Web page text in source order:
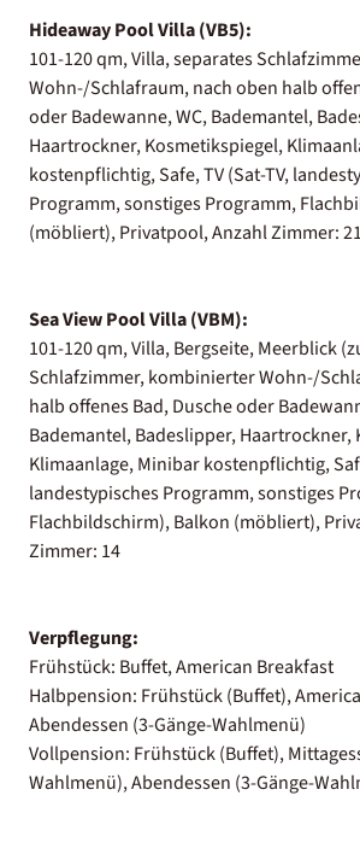
Hideaway Pool Villa (VB5):
101-120 qm, Villa, separates
Wohn-/Schlafraum, nach oben halb
oder Badewanne, WC, Bademantel,
Haartrockner, Kosmetikspiegel,
kostenpflichtig, Safe, TV (Sat-TV,
Programm, sonstiges Programm,
(möbliert), Privatpool, Anzahl Zimmer: 21
Sea View Pool Villa (VBM):
101-120 qm, Villa, Bergseite, Meerblick
Schlafzimmer, kombinierter Wohn-/
halb offenes Bad, Dusche oder
Bademantel, Badeslipper, Haartrockner,
Klimaanlage, Minibar kostenpflichtig,
landestypisches Programm, sonstiges
Flachbildschirm), Balkon (möbliert),
Zimmer: 14
Verpflegung:
Frühstück: Buffet, American Breakfast
Halbpension: Frühstück (Buffet),
Abendessen (3-Gänge-Wahlmenü)
Vollpension: Frühstück (Buffet),
Wahlmenü), Abendessen (3-Gänge-